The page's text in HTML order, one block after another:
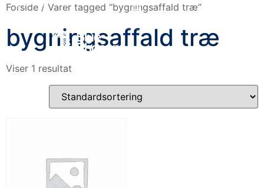
+45 88 77 90 90
Forside / Varer tagged “bygningsaffald træ”
bygningsaffald træ
Viser 1 resultat